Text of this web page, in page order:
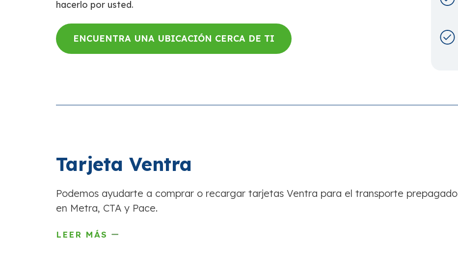
hacerlo por usted.
ENCUENTRA UNA UBICACIÓN CERCA DE TI
Tarjeta Ventra
Podemos ayudarte a comprar o recargar tarjetas Ventra para el transporte prepagado
en Metra, CTA y Pace.
LEER MÁS